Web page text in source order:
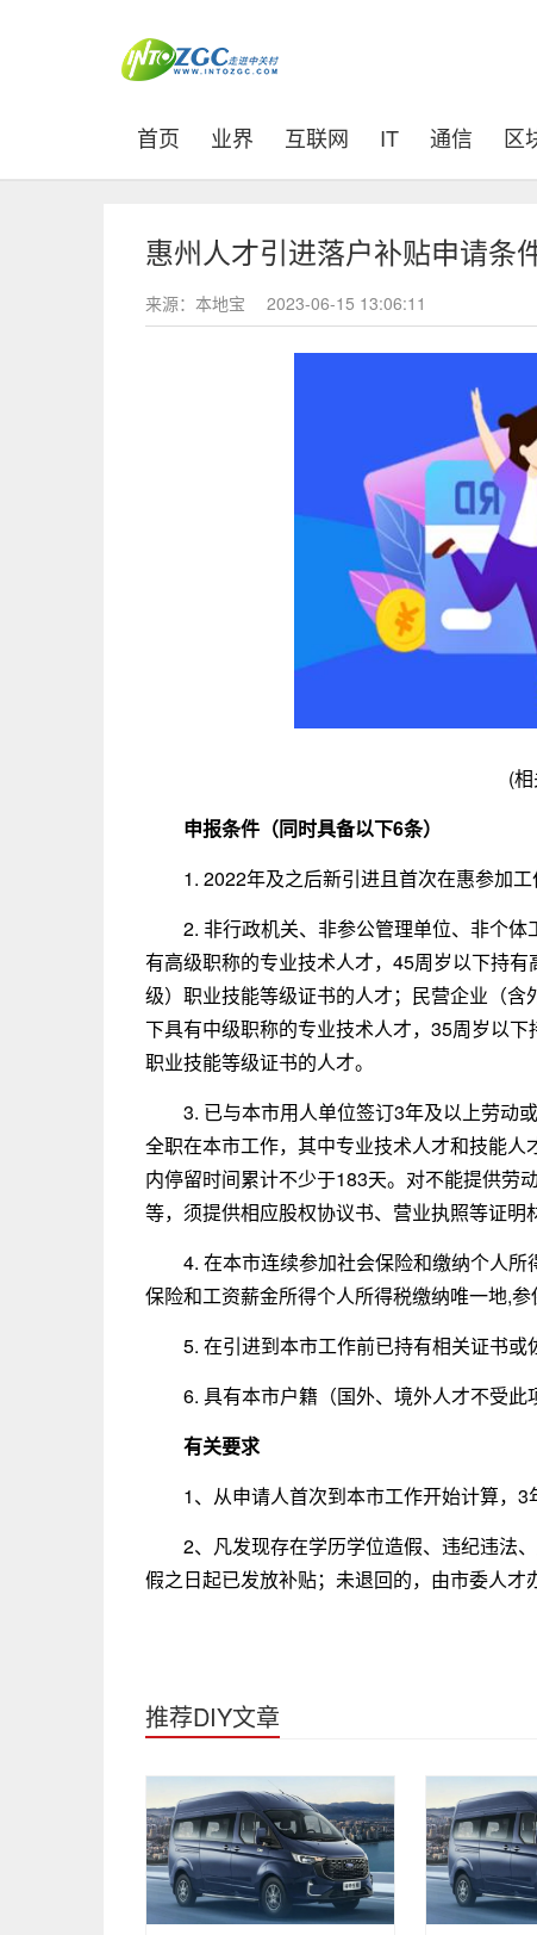
首页 (current)
业界 互联网 IT 通信 区
惠州人才引进落户补贴申请条
来源：本地宝 2023-06-15 13:06:11
(
申报条件（同时具备以下6条）
1. 2022年及之后新引进且首次在惠参加工
2. 非行政机关、非参公管理单位、非个
有高级职称的专业技术人才，45周岁以下持
级）职业技能等级证书的人才；民营企业（
下具有中级职称的专业技术人才，35周岁以下
职业技能等级证书的人才。
3. 已与本市用人单位签订3年及以上劳动
全职在本市工作，其中专业技术人才和技能
内停留时间累计不少于183天。对不能提供劳
等，须提供相应股权协议书、营业执照等证明
4. 在本市连续参加社会保险和缴纳个人
保险和工资薪金所得个人所得税缴纳唯一地,
5. 在引进到本市工作前已持有相关证书或
6. 具有本市户籍（国外、境外人才不受此
有关要求
1、从申请人首次到本市工作开始计算，3
2、凡发现存在学历学位造假、违纪违法
假之日起已发放补贴；未退回的，由市委人才
推荐DIY文章